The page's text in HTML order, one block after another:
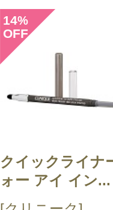
14%
OFF
クイックライナ
ォー アイ イン...